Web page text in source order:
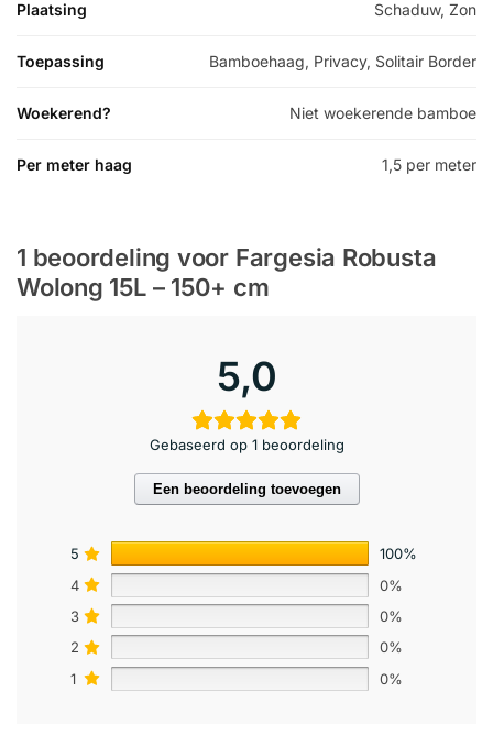
Plaatsing Schaduw, Zon
Toepassing Bamboehaag, Privacy, Solitair Border
Woekerend? Niet woekerende bamboe
Per meter haag 1,5 per meter
1 beoordeling voor Fargesia Robusta
Wolong 15L – 150+ cm
5,0
Gebaseerd op 1 beoordeling
Een beoordeling toevoegen
5
100%
4
0%
3
0%
2
0%
1
0%